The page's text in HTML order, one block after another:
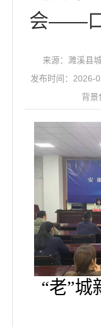
会——口
来源：濉溪县
发布时间：2026-
背景
“老”城